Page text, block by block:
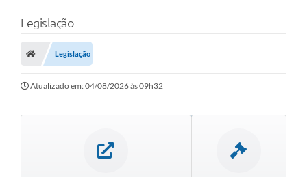
Legislação
Legislação
Atualizado em: 04/08/2026 às 09h32